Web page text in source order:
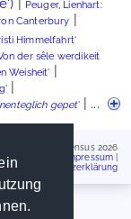
Peuger, Lienhart:
Canterbury |
Himmelfahrt'
der sêle werdikeit
Weisheit' |
|
gepet'| ...
Handschriftencensus 2026
Impressum
Datenschutzerklärung